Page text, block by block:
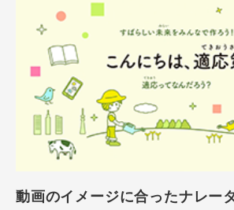
動画のイメージに合ったナレー